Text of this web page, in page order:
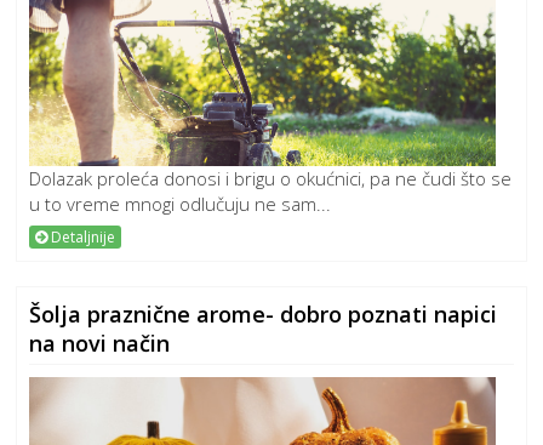
Dolazak proleća donosi i brigu o okućnici, pa ne čudi što se
u to vreme mnogi odlučuju ne sam...
Detaljnije
Šolja praznične arome- dobro poznati napici
na novi način